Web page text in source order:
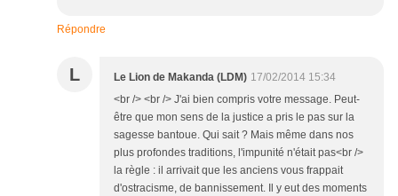
Répondre
L Le Lion de Makanda (LDM) 17/02/2014 15:34
<br /> <br /> J'ai bien compris votre message. Peut-
être que mon sens de la justice a pris le pas sur la
sagesse bantoue. Qui sait ? Mais même dans nos
plus profondes traditions, l'impunité n'était pas<br />
la règle : il arrivait que les anciens vous frappait
d'ostracisme, de bannissement. Il y eut des moments